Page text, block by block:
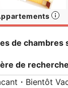
de chambres
de recherche
・Bientôt